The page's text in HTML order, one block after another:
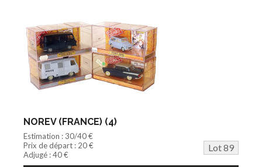
NOREV (FRANCE) (4)
Estimation : 30/40 €
Prix de départ : 20 €
Lot 89
Adjugé : 40 €